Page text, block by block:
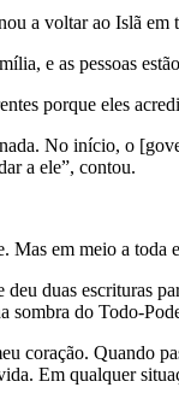
a voltar ao Islã em
e as pessoas
porque eles
No início, o
a ele”, contou.
Mas em meio a toda
deu duas escrituras
sombra do Todo-
coração. Quando
Em qualquer